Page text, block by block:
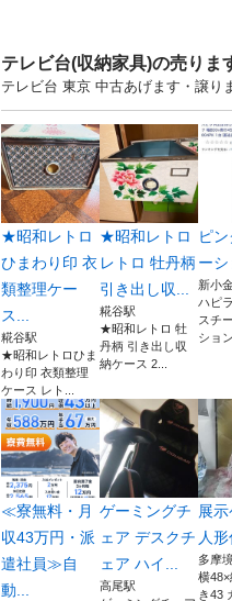
テレビ台(収納家具)の売りま
テレビ台 東京 中古あげます・譲り
★昭和レトロ
ひまわり印 衣
類整理ケー
ス...
糀谷駅
★昭和レトロひま
わり印 衣類整理
ケース レト...
★昭和レトロ
レトロ 牡丹柄
引き出し収...
糀谷駅
★昭和レトロ 牡
丹柄 引き出し収
納ケース 2...
ピ
ーシ
新小
ハピ
スチ
ショ
≪寮無料・月
収43万円・派
遣社員≫自
動...
ゲーミングチ
ェア デスクチ
ェア ハイ...
高尾駅
展
人形
多摩
横
き43